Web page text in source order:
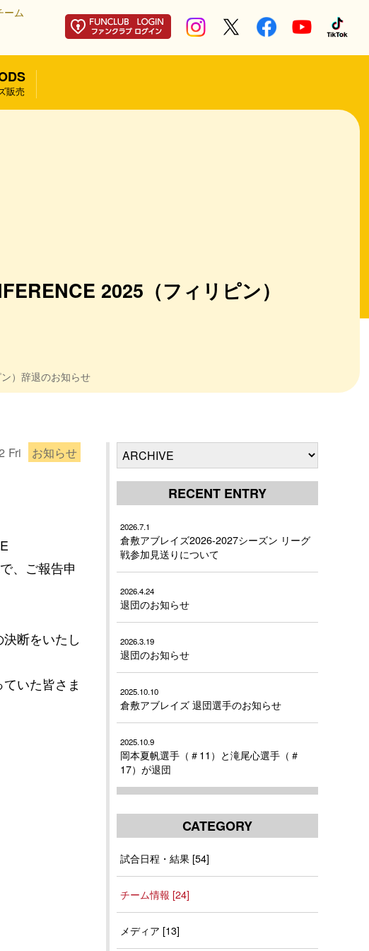
ーム
販売
2025（フィリピン）
）辞退のお知らせ
Fri お知らせ
、ご報告申
断をいたし
いた皆さま
RECENT ENTRY
2026.7.1
倉敷アブレイズ2026-2027シーズン リーグ
戦参加見送りについて
2026.4.24
退団のお知らせ
2026.3.19
退団のお知らせ
2025.10.10
倉敷アブレイズ 退団選手のお知らせ
2025.10.9
岡本夏帆選手（＃11）と滝尾心選手（＃
17）が退団
CATEGORY
試合日程・結果 [54]
チーム情報 [24]
メディア [13]